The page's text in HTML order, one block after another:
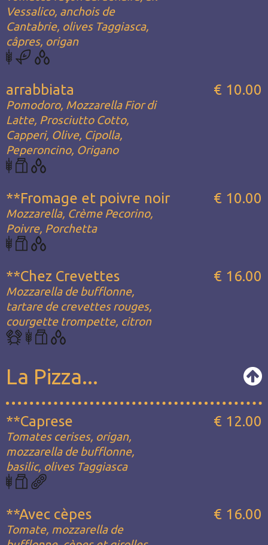
Vessalico, anchois de
Cantabrie, olives Taggiasca,
câpres, origan
arrabbiata
Pomodoro, Mozzarella Fior di
Latte, Prosciutto Cotto,
Capperi, Olive, Cipolla,
Peperoncino, Origano
€ 10.00
**Fromage et poivre noir
Mozzarella, Crème Pecorino,
Poivre, Porchetta
€ 10.00
**Chez Crevettes
Mozzarella de bufflonne,
tartare de crevettes rouges,
courgette trompette, citron
€ 16.00
La Pizza...
**Caprese
Tomates cerises, origan,
mozzarella de bufflonne,
basilic, olives Taggiasca
€ 12.00
**Avec cèpes
Tomate, mozzarella de
€ 16.00